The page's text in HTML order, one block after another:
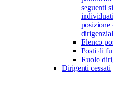
seguenti
posizione
Elenco
Posti di
Ruolo
Dirigenti cessati